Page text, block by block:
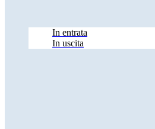
In entrata
In uscita